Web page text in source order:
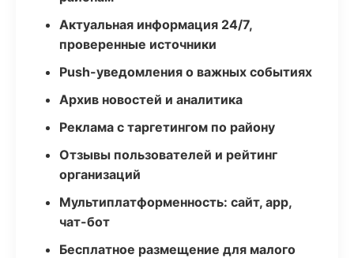
Актуальная информация 24/7,
проверенные источники
Push-уведомления о важных событиях
Архив новостей и аналитика
Реклама с таргетингом по району
Отзывы пользователей и рейтинг
организаций
Мультиплатформенность: сайт, app,
чат-бот
Бесплатное размещение для малого